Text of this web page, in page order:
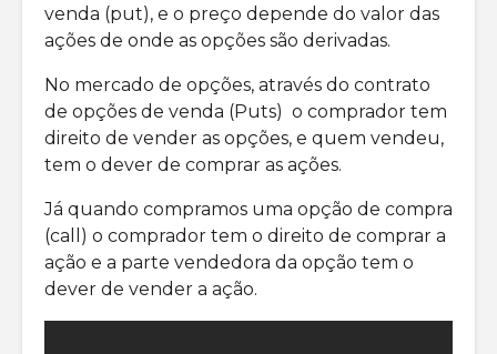
venda (put), e o preço depende do valor das
ações de onde as opções são derivadas.
No mercado de opções, através do contrato
de opções de venda (Puts) o comprador tem
direito de vender as opções, e quem vendeu,
tem o dever de comprar as ações.
Já quando compramos uma opção de compra
(call) o comprador tem o direito de comprar a
ação e a parte vendedora da opção tem o
dever de vender a ação.